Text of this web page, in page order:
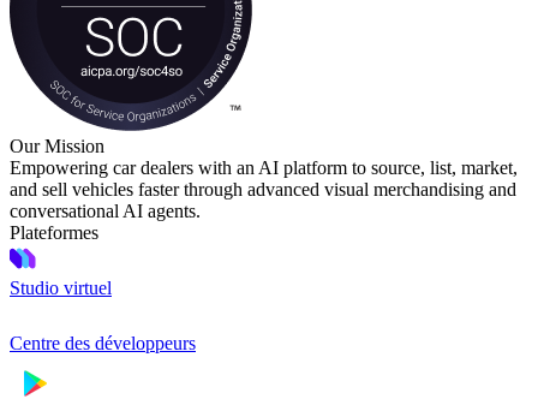
Our Mission
Empowering car dealers with an AI platform to source, list, market,
and sell vehicles faster through advanced visual merchandising and
conversational AI agents.
Plateformes
Studio virtuel
Centre des développeurs